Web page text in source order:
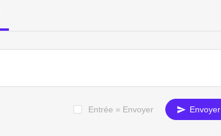
Entrée = Envoyer Envoyer